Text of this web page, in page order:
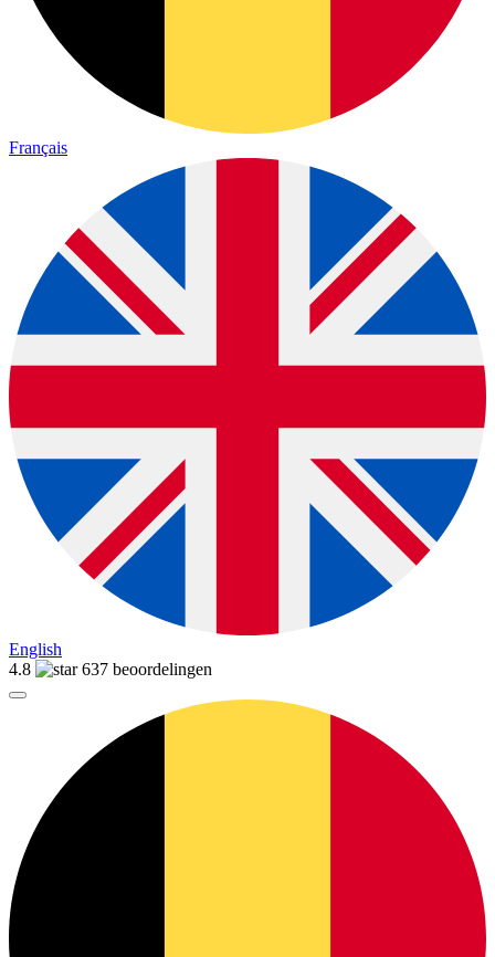
Français
English
4.8
637 beoordelingen